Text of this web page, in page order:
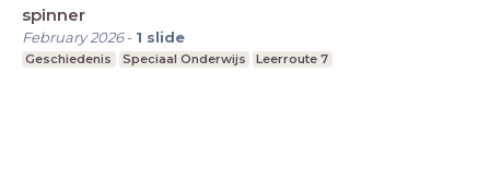
spinner
February 2026- 1 slide
Geschiedenis Speciaal Onderwijs Leerroute 7